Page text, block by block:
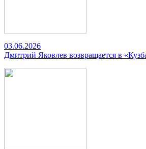
03.06.2026
Дмитрий Яковлев возвращается в